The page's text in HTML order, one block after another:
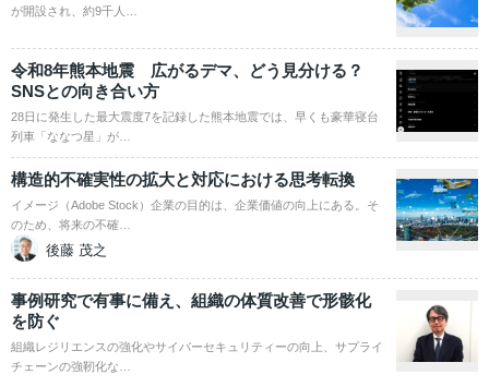
が開設され、約9千人…
令和8年熊本地震 広がるデマ、どう見分ける？
SNSとの向き合い方
28日に発生した最大震度7を記録した熊本地震では、早くも豪華寝台
列車「ななつ星」が…
構造的不確実性の拡大と対応における思考転換
イメージ（Adobe Stock）企業の目的は、企業価値の向上にある。そ
のため、将来の不確…
後藤 茂之
事例研究で有事に備え、組織の体質改善で形骸化
を防ぐ
組織レジリエンスの強化やサイバーセキュリティーの向上、サプライ
チェーンの強靭化な…